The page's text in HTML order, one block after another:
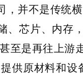
，并不是传统
、芯片、内存
至是再往上游
供原材料和设